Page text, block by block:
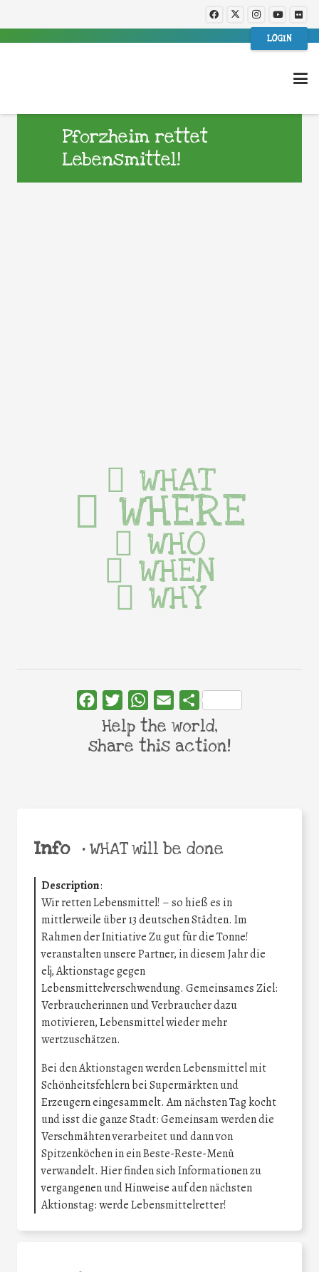
LOGIN
Pforzheim rettet
Lebensmittel!
Info •WHAT will be done
Description:
Wir retten Lebensmittel! – so hieß es in
mittlerweile über 13 deutschen Städten. Im
Rahmen der Initiative Zu gut für die Tonne!
veranstalten unsere Partner, in diesem Jahr die
elj, Aktionstage gegen
Lebensmittelverschwendung. Gemeinsames Ziel:
Verbraucherinnen und Verbraucher dazu
motivieren, Lebensmittel wieder mehr
wertzuschätzen.
Bei den Aktionstagen werden Lebensmittel mit
Schönheitsfehlern bei Supermärkten und
Erzeugern eingesammelt. Am nächsten Tag kocht
und isst die ganze Stadt: Gemeinsam werden die
Verschmähten verarbeitet und dann von
Spitzenköchen in ein Beste-Reste-Menü
verwandelt. Hier finden sich Informationen zu
vergangenen und Hinweise auf den nächsten
Aktionstag: werde Lebensmittelretter!
WHAT
WHERE
WHO
WHEN
WHY
FacebookTwitterWhatsApp
Email Share
Help the world,
share this action!